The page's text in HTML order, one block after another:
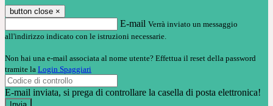
button close ×
E-mail Verrà inviato un messaggio
all'indirizzo indicato con le istruzioni necessarie.
Non hai una e-mail associata al nome utente? Effettua il reset della password
tramite la Login Spaggiari
E-mail inviata, si prega di controllare la casella di posta elettronica!